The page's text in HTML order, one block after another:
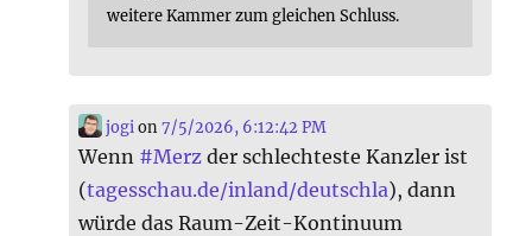
weitere Kammer zum gleichen Schluss.
jogi on7/5/2026, 6:12:42 PM
Wenn #Merz der schlechteste Kanzler ist
(tagesschau.de/inland/deutschla), dann
würde das Raum-Zeit-Kontinuum